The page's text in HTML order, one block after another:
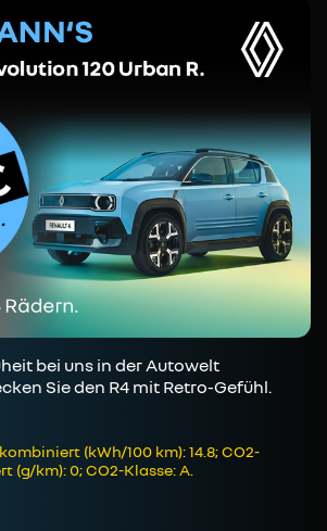
bei uns in der Autowelt
Sie den R4 mit Retro-Gefühl.
(kWh/100 km): 14.8; CO2-
(g/km): 0; CO2-Klasse: A.